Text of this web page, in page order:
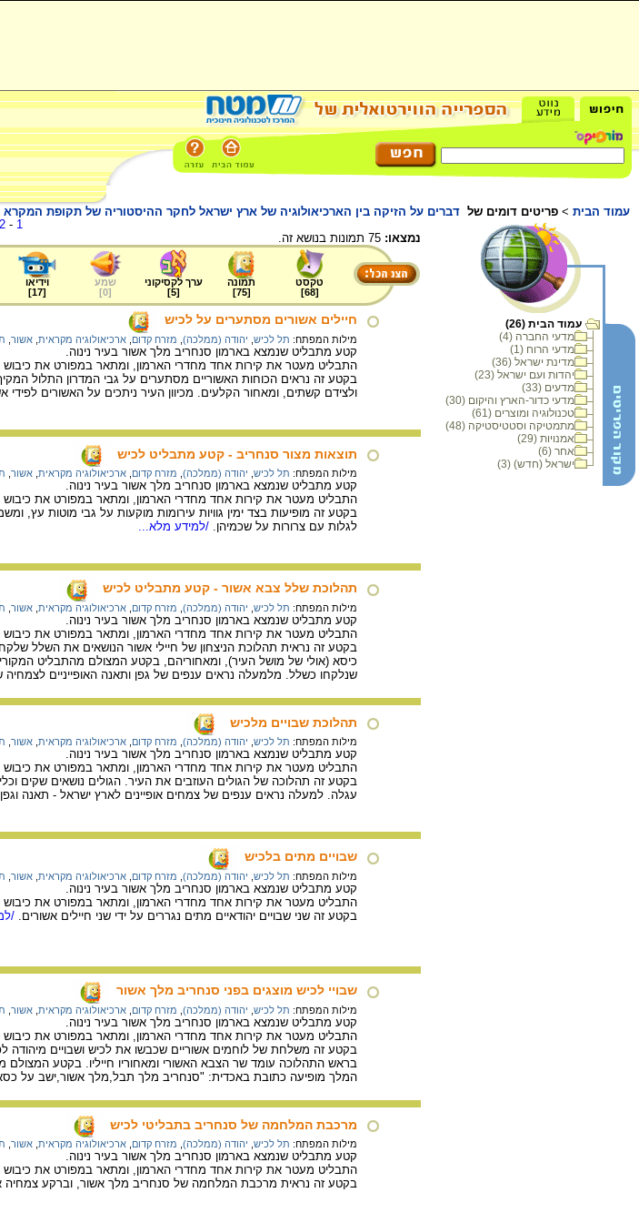
עמוד הבית > פריטים דומים של דברים על הזיקה בין הארכיאולוגיה של ארץ ישראל לחקר ההיסטוריה של תקופת המקרא
עמוד הבית (26)
מדעי החברה (4)
מדעי הרוח (1)
מדינת ישראל (36)
יהדות ועם ישראל (23)
מדעים (33)
מדעי כדור-הארץ והיקום (30)
טכנולוגיה ומוצרים (61)
מתמטיקה וסטטיסטיקה (48)
אמנויות (29)
אחר (6)
ישראל (חדש) (3)
1
-
2
נמצאו:
טקסט
[
68
]
תמונה
[
75
]
ערך לקסיקוני
[
5
]
שמע
[
0
]
וידיאו
[
17
]
חיילים אשורים מסתערים על לכיש
מילות המפתח: תל לכיש יהודה (ממלכה) מזרח קדום ארכיאולוגיה מקראית אשור
קטע מתבליט שנמצא בארמון סנחריב מלך אשור בעיר נינוה.
התבליט מעטר את קירות אחד מחדרי הארמון, ומתאר במפורט את כיבוש
בקטע זה נראים הכוחות האשוריים מסתערים על גבי המדרון התלול
ולצידם קשתים, ומאחור הקלעים. מכיוון העיר ניתכים על האשורים לפידי
תוצאות מצור סנחריב - קטע מתבליט לכיש
מילות המפתח: תל לכיש יהודה (ממלכה) מזרח קדום ארכיאולוגיה מקראית אשור
קטע מתבליט שנמצא בארמון סנחריב מלך אשור בעיר נינוה.
התבליט מעטר את קירות אחד מחדרי הארמון, ומתאר במפורט את כיבוש
בקטע זה מופיעות בצד ימין גוויות עירומות מוקעות על גבי מוטות עץ,
לגלות עם צרורות על שכמיהן. /למידע מלא...
תהלוכת שלל צבא אשור - קטע מתבליט לכיש
מילות המפתח: תל לכיש יהודה (ממלכה) מזרח קדום ארכיאולוגיה מקראית אשור
קטע מתבליט שנמצא בארמון סנחריב מלך אשור בעיר נינוה.
התבליט מעטר את קירות אחד מחדרי הארמון, ומתאר במפורט את כיבוש
בקטע זה נראית תהלוכת הניצחון של חיילי אשור הנושאים את השלל
כיסא (אולי של מושל העיר), ומאחוריהם, בקטע המצולם מהתבליט
שנלקחו כשלל. מלמעלה נראים ענפים של גפן ותאנה האופייניים לצמחיה
תהלוכת שבויים מלכיש
מילות המפתח: תל לכיש יהודה (ממלכה) מזרח קדום ארכיאולוגיה מקראית אשור
קטע מתבליט שנמצא בארמון סנחריב מלך אשור בעיר נינוה.
התבליט מעטר את קירות אחד מחדרי הארמון, ומתאר במפורט את כיבוש
בקטע זה תהלוכה של הגולים העוזבים את העיר. הגולים נושאים שקים
עגלה. למעלה נראים ענפים של צמחים אופיינים לארץ ישראל - תאנה
שבויים מתים בלכיש
מילות המפתח: תל לכיש יהודה (ממלכה) מזרח קדום ארכיאולוגיה מקראית אשור
קטע מתבליט שנמצא בארמון סנחריב מלך אשור בעיר נינוה.
התבליט מעטר את קירות אחד מחדרי הארמון, ומתאר במפורט את כיבוש
בקטע זה שני שבויים יהודאיים מתים נגררים על ידי שני חיילים אשורים.
/
שבויי לכיש מוצגים בפני סנחריב מלך אשור
מילות המפתח: תל לכיש יהודה (ממלכה) מזרח קדום ארכיאולוגיה מקראית אשור
קטע מתבליט שנמצא בארמון סנחריב מלך אשור בעיר נינוה.
התבליט מעטר את קירות אחד מחדרי הארמון, ומתאר במפורט את כיבוש
בקטע זה משלחת של לוחמים אשוריים שכבשו את לכיש ושבויים מיהודה
בראש התהלוכה עומד שר הצבא האשורי ומאחוריו חייליו. בקטע המצולם
המלך מופיעה כתובת באכדית: "סנחריב מלך תבל,מלך אשור,ישב על כסא
מרכבת המלחמה של סנחריב בתבליטי לכיש
מילות המפתח: תל לכיש יהודה (ממלכה) מזרח קדום ארכיאולוגיה מקראית אשור
קטע מתבליט שנמצא בארמון סנחריב מלך אשור בעיר נינוה.
התבליט מעטר את קירות אחד מחדרי הארמון, ומתאר במפורט את כיבוש
בקטע זה נראית מרכבת המלחמה של סנחריב מלך אשור, וברקע צמחיה